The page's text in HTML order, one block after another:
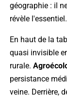
géographie : il
révèle l'essentiel.
En haut de la
quasi invisible
rurale.
persistance
veine. Derrière,